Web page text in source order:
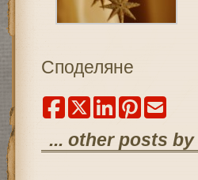
Споделяне
... other posts by